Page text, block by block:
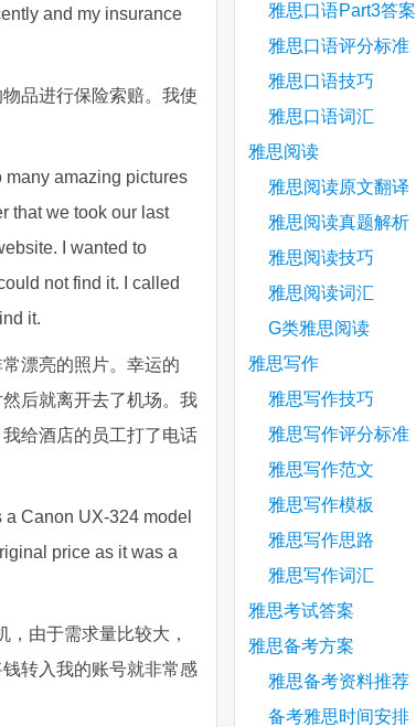
and my insurance
品进行保险索赔。我使
many amazing pictures
that we took our last
I wanted to
not find it. I called
it.
漂亮的照片。幸运的
后就离开去了机场。我
给酒店的员工打了电话
Canon UX-324 model
price as it was a
由于需求量比较大，
转入我的账号就非常感
雅思口语Part3答案
雅思口语评分标准
雅思口语技巧
雅思口语词汇
雅思阅读
雅思阅读原文翻译
雅思阅读真题解析
雅思阅读技巧
雅思阅读词汇
G类雅思阅读
雅思写作
雅思写作技巧
雅思写作评分标准
雅思写作范文
雅思写作模板
雅思写作思路
雅思写作词汇
雅思考试答案
雅思备考方案
雅思备考资料推荐
备考雅思时间安排